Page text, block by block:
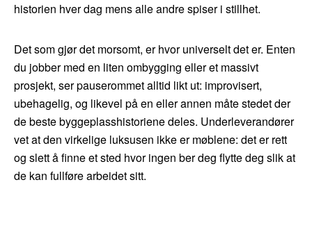
historien hver dag mens alle andre spiser i stillhet.
Det som gjør det morsomt, er hvor universelt det er. Enten
du jobber med en liten ombygging eller et massivt
prosjekt, ser pauserommet alltid likt ut: improvisert,
ubehagelig, og likevel på en eller annen måte stedet der
de beste byggeplasshistoriene deles. Underleverandører
vet at den virkelige luksusen ikke er møblene: det er rett
og slett å finne et sted hvor ingen ber deg flytte deg slik at
de kan fullføre arbeidet sitt.